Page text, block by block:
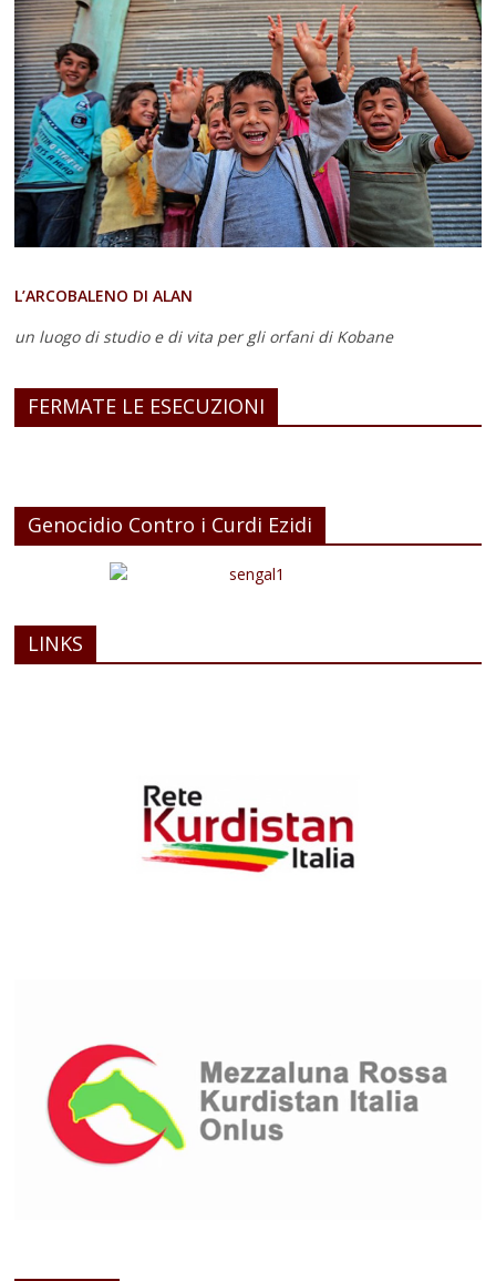
L’ARCOBALENO DI ALAN
un luogo di studio e di vita per gli orfani di Kobane
FERMATE LE ESECUZIONI
Genocidio Contro i Curdi Ezidi
LINKS